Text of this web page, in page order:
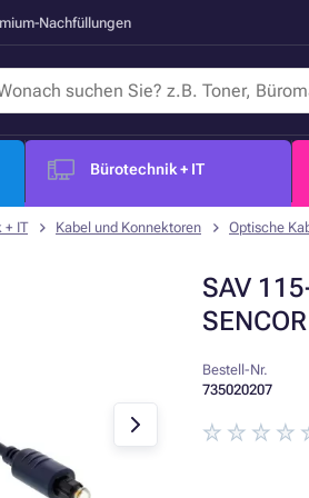
Nachfüllungen
Bürotechnik + IT
+ IT Kabel und Konnektoren Optische
SAV
SENCOR
Bestell-Nr.
735020207